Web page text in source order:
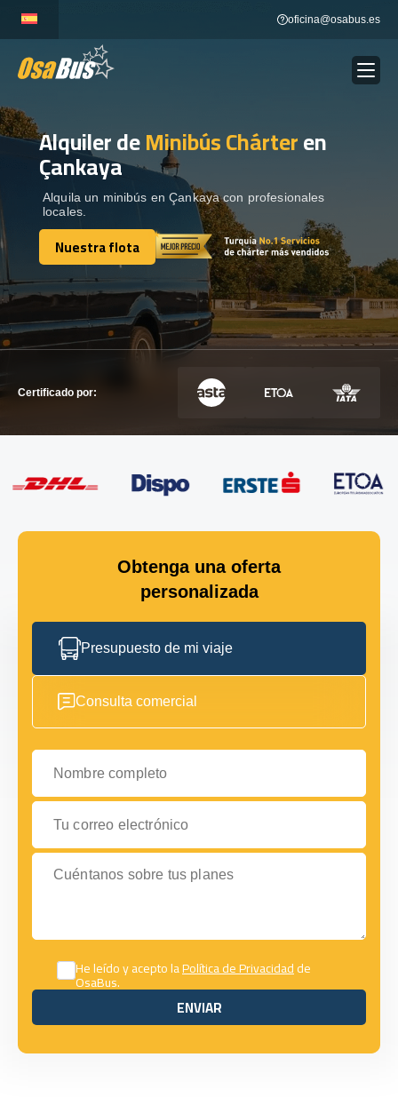
content
oficina@osabus.es
ALQUILER DE AUTOCARES Show dropdown
DESTINOS
RECORRIDAS Show dropdown
Alquiler deMinibús Chárteren
Çankaya
Alquila un minibús en Çankaya con profesionales
locales.
Nuestra flota
Nuestra flota
Certificado por:
Obtenga una oferta
personalizada
Presupuesto de mi viaje
Consulta comercial
Nombre completo
Tu correo electrónico
Cuéntanos sobre tus planes
He leído y acepto laPolítica de Privacidadde
OsaBus.
ENVIAR
ENVIAR